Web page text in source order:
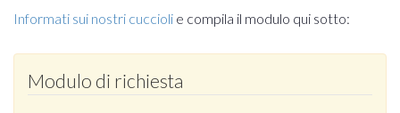
Informati sui nostri cuccioli e compila il modulo qui sotto:
Modulo di richiesta